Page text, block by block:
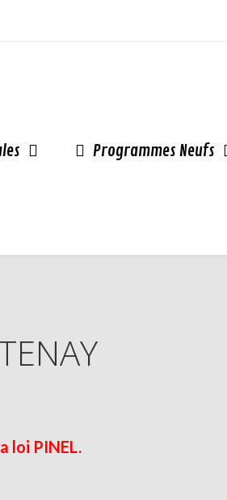
Programmes Neufs
loi PINEL.